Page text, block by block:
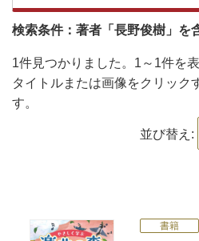
検索条件：著者「長野俊樹」を
1件見つかりました。 1～1件を
タイトルまたは画像をクリック
す。
並び替え:
書籍